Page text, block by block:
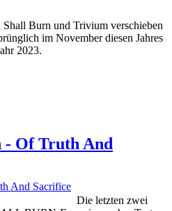
Shall Burn und Trivium verschieben
im November diesen Jahres
2023.
- Of Truth And
Die letzten zwei